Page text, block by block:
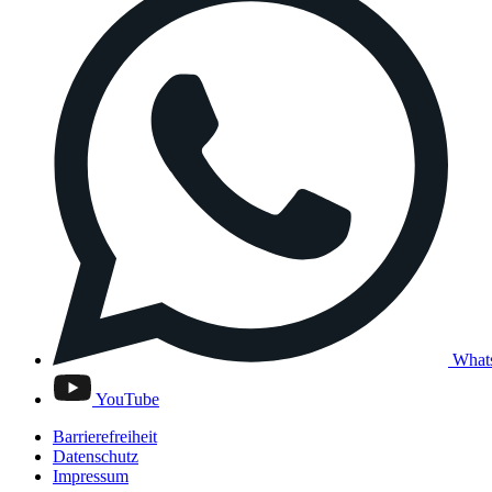
YouTube
Barrierefreiheit
Datenschutz
Impressum